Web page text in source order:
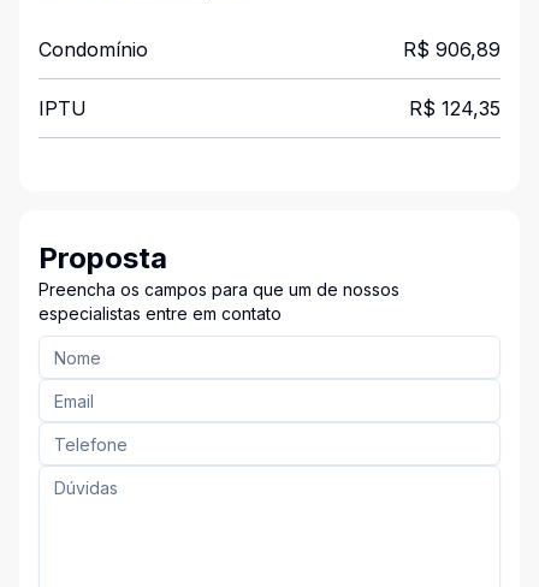
Condomínio R$ 906,89
IPTU R$ 124,35
Proposta
Preencha os campos para que um de nossos
especialistas entre em contato